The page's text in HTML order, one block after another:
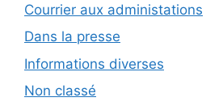
Courrier aux administations
Dans la presse
Informations diverses
Non classé